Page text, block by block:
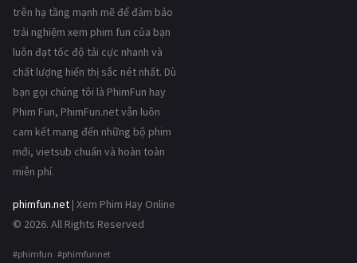
trên hạ tầng mạnh mẽ để đảm bảo
trải nghiệm xem phim fun của bạn
luôn đạt tốc độ tải cực nhanh và
chất lượng hiển thị sắc nét nhất. Dù
bạn gọi chúng tôi là PhimFun hay
Phim Fun, PhimFun.net vẫn luôn
cam kết mang đến những bộ phim
mới, vietsub chuẩn và hoàn toàn
miễn phí.
phimfun.net | Xem Phim Hay Online
© 2026. All Rights Reserved
#phimfun #phimfunnet